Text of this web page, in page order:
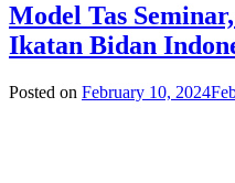
Model Tas
Ikatan Bidan
Posted on February 10, 2024